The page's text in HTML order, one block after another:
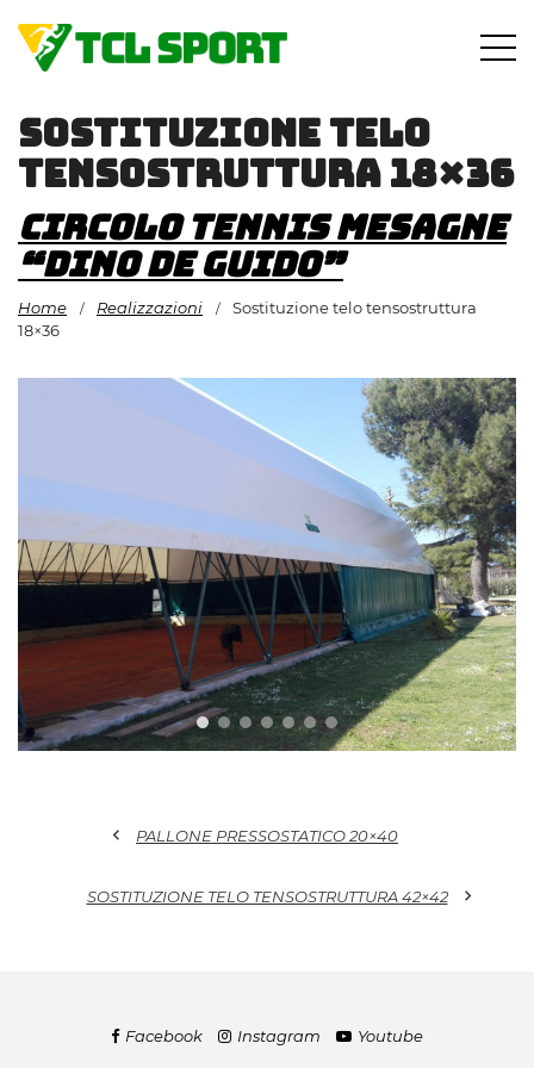
contenuto
Sostituzione telo
tensostruttura 18×36
Circolo Tennis Mesagne
“Dino De Guido”
Home / Realizzazioni /
Sostituzione telo tensostruttura
18×36
PALLONE PRESSOSTATICO 20×40
chevron_left
SOSTITUZIONE TELO TENSOSTRUTTURA 42×42 chevron_right
Facebook Instagram Youtube